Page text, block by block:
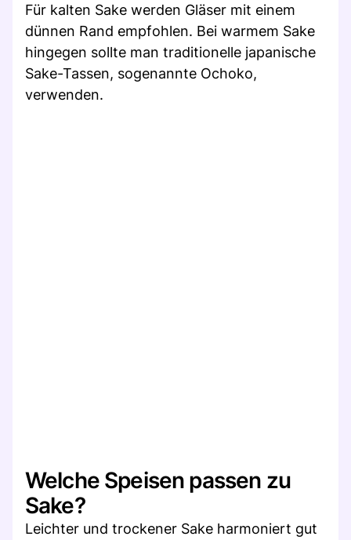
Für kalten Sake werden Gläser mit einem
dünnen Rand empfohlen. Bei warmem Sake
hingegen sollte man traditionelle japanische
Sake-Tassen, sogenannte Ochoko,
verwenden.
Welche Speisen passen zu
Sake?
Leichter und trockener Sake harmoniert gut